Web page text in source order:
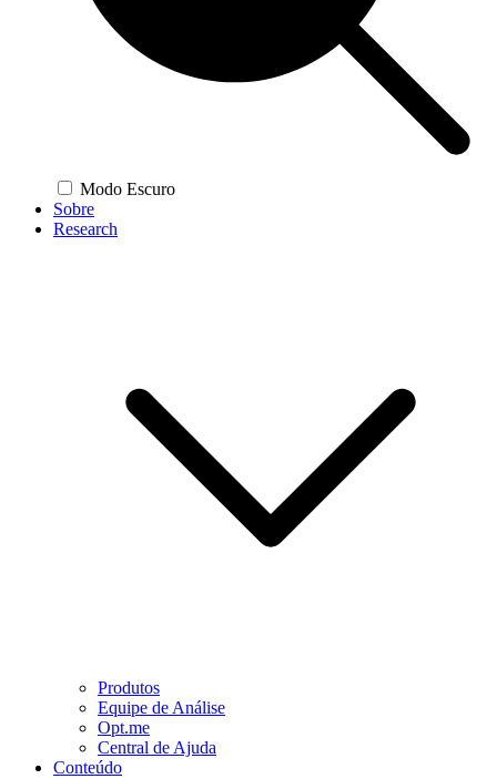
Modo Escuro
Sobre
Research
Produtos
Equipe de Análise
Opt.me
Central de Ajuda
Conteúdo